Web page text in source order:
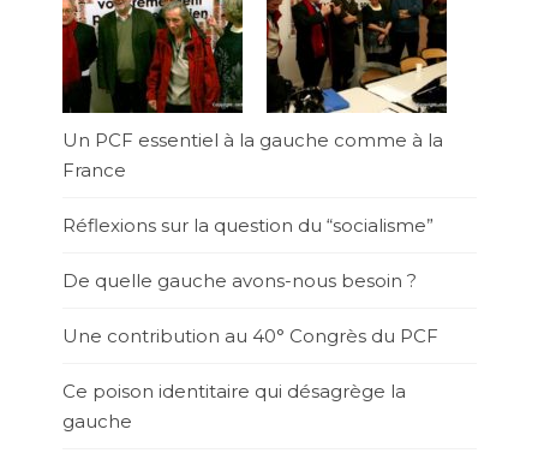
Un PCF essentiel à la gauche comme à la
France
Réflexions sur la question du “socialisme”
De quelle gauche avons-nous besoin ?
Une contribution au 40° Congrès du PCF
Ce poison identitaire qui désagrège la
gauche